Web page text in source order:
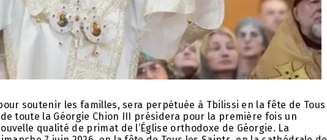
soutenir les familles, sera perpétuée à Tbilissi en la fête de Tous
toute la Géorgie Chion III présidera pour la première fois un
qualité de primat de l’Église orthodoxe de Géorgie. La